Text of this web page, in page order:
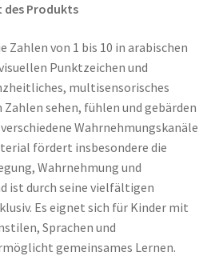
Produkts
Zahlen von 1 bis 10 in arabischen
Punktzeichen und
multisensorisches
sehen, fühlen und gebärden
Wahrnehmungskanäle
fördert insbesondere die
Wahrnehmung und
ist durch seine vielfältigen
Es eignet sich für Kinder mit
Sprachen und
gemeinsames Lernen.